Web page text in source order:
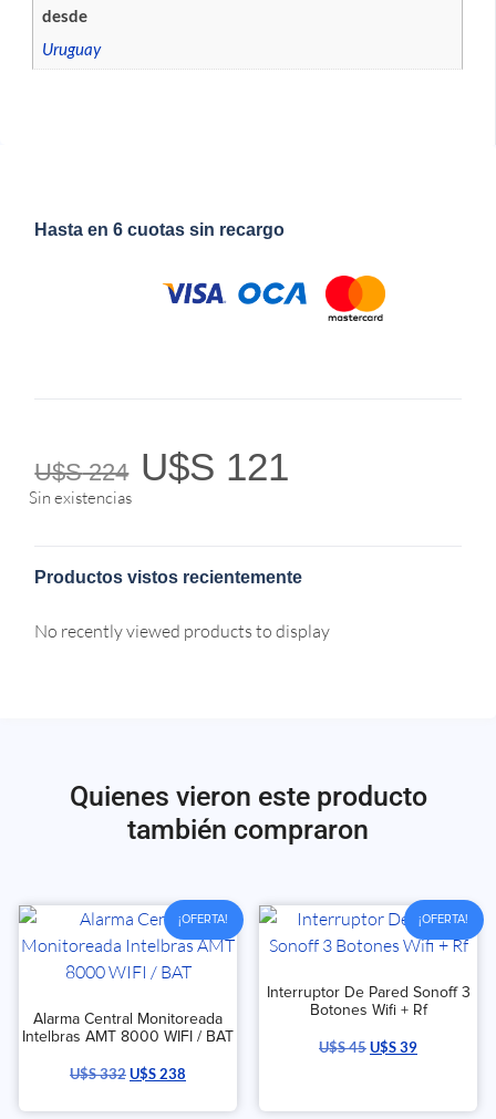
desde
Uruguay
Hasta en 6 cuotas sin recargo
U$S224 U$S 121
Sin existencias
Productos vistos recientemente
No recently viewed products to display
Quienes vieron este producto
también compraron
¡OFERTA!
Alarma Central Monitoreada
Intelbras AMT 8000 WIFI / BAT
U$S332U$S238
¡OFERTA!
Interruptor De Pared Sonoff 3
Botones Wifi + Rf
U$S45U$S39